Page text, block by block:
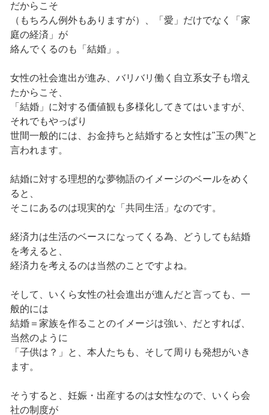
だからこそ
（もちろん例外もありますが）、「愛」だけでなく「家
庭の経済」が
絡んでくるのも「結婚」。
女性の社会進出が進み、バリバリ働く自立系女子も増え
たからこそ、
「結婚」に対する価値観も多様化してきてはいますが、
それでもやっぱり
世間一般的には、お金持ちと結婚すると女性は"玉の輿"と
言われます。
結婚に対する理想的な夢物語のイメージのベールをめく
ると、
そこにあるのは現実的な「共同生活」なのです。
経済力は生活のベースになってくる為、どうしても結婚
を考えると、
経済力を考えるのは当然のことですよね。
そして、いくら女性の社会進出が進んだと言っても、一
般的には
結婚＝家族を作ることのイメージは強い、だとすれば、
当然のように
「子供は？」と、本人たちも、そして周りも発想がいき
ます。
そうすると、妊娠・出産するのは女性なので、いくら会
社の制度が